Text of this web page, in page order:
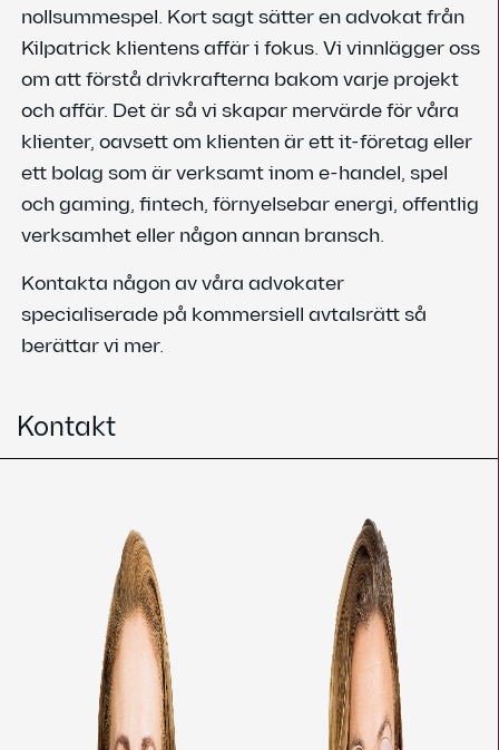
nollsummespel. Kort sagt sätter en advokat från
Kilpatrick klientens affär i fokus. Vi vinnlägger oss
om att förstå drivkrafterna bakom varje projekt
och affär. Det är så vi skapar mervärde för våra
klienter, oavsett om klienten är ett it-företag eller
ett bolag som är verksamt inom e-handel, spel
och gaming, fintech, förnyelsebar energi, offentlig
verksamhet eller någon annan bransch.
Kontakta någon av våra advokater
specialiserade på kommersiell avtalsrätt så
berättar vi mer.
Kontakt